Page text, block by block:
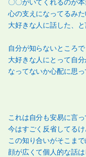
〇〇がいてくれるのが本
心の支えになってるみた
大好きな人に話した、
自分が知らないところで
大好きな人にとって自
なってないか心配に思っ
これは自分も安易に言
今はすごく反省してるけ
この知り合いがそこま
顔が広くて個人的な話